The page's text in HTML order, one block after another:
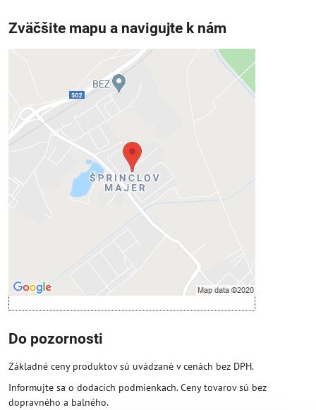
Zväčšite mapu a navigujte k nám
Externý obsah je blokovaný
Prajete si načítať externý obsah?
Povoliť tentokrát
Povoliť a zapamätať - súhlas s druhom
cookie: Funkčné
Otvoriť obsah v novom okne
Do pozornosti
Základné ceny produktov sú uvádzané v cenách bez DPH.
Informujte sa o dodacích podmienkach. Ceny tovarov sú bez
dopravného a balného.